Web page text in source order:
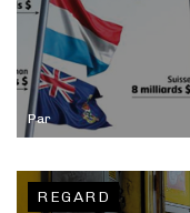
Par
REGARD